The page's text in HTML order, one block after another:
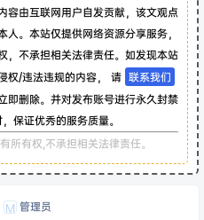
容由互联网用户自发贡献，该文观点
人。本站仅提供网络资源分享服务，
，不承担相关法律责任。如发现本站
权/违法违规的内容， 请 联系我们
即删除。并对发布账号进行永久封禁
保证优秀的服务质量。
所有权,不承担相关法律责任。
M 管理员